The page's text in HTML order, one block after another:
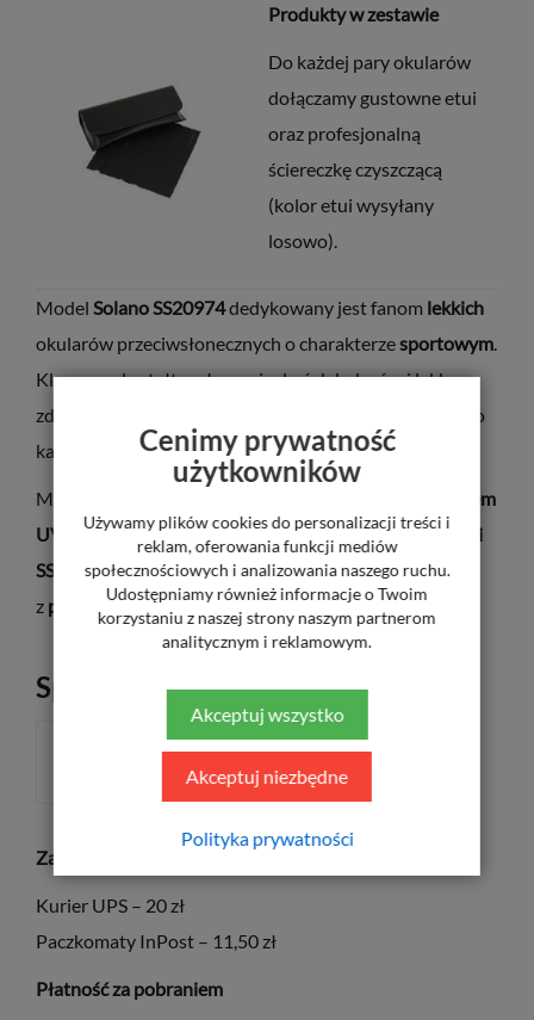
Produkty w zestawie
Do każdej pary okularów
dołączamy gustowne etui
oraz profesjonalną
ściereczkę czyszczącą
(kolor etui wysyłany
losowo).
Model Solano SS20974dedykowany jest fanom lekkich
okularów przeciwsłonecznych o charakterzesportowym.
Klasyczny kształt, połączenie dwóch kolorów i lekko
zdobiony zausznik sprawia, że dopasujesz te oprawy do
każdej stylizacji.
Model
filtrem
UV400orazfiltrem polaryzacyjnym. ModelSS20974B i
SS20974Cdodatkowo wyposażony jest w soczewkę
z powłoką Mirror HD.
Sposób płatności
Za pośrednictwem płatności elektronicznych PayU
Kurier UPS – 20 zł
Paczkomaty InPost – 11,50 zł
Płatność za pobraniem
Cenimy prywatność
użytkowników
Używamy plików cookies do personalizacji treści i
reklam, oferowania funkcji mediów
społecznościowych i analizowania naszego ruchu.
Udostępniamy również informacje o Twoim
korzystaniu z naszej strony naszym partnerom
analitycznym i reklamowym.
Akceptuj wszystko
Akceptuj niezbędne
Polityka prywatności